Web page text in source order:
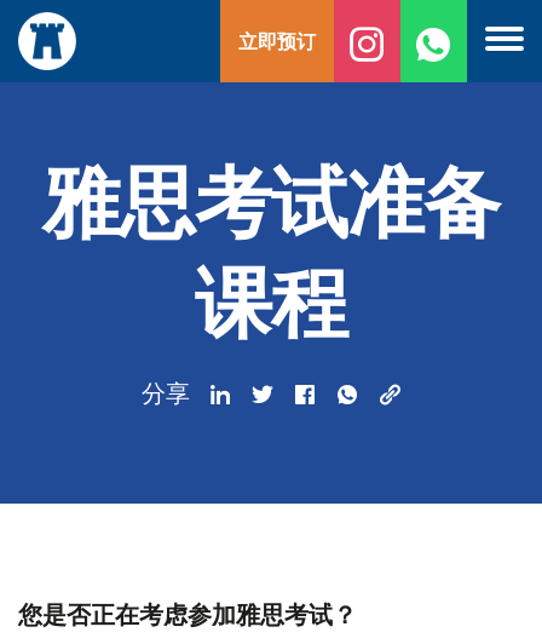
至
内
立即预订
雅思考试准备
课程
分享
您是否正在考虑参加雅思考试？